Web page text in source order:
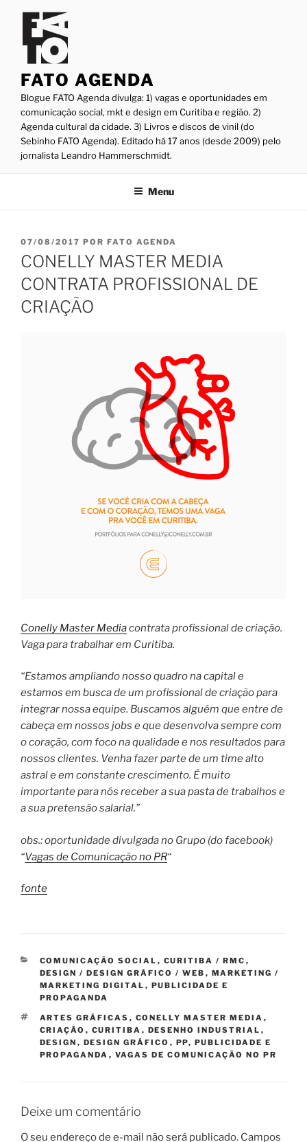
conteúdo
FATO AGENDA
Blogue FATO Agenda divulga: 1) vagas e oportunidades em
comunicação social, mkt e design em Curitiba e região. 2)
Agenda cultural da cidade. 3) Livros e discos de vinil (do
Sebinho FATO Agenda). Editado há 17 anos (desde 2009) pelo
jornalista Leandro Hammerschmidt.
Menu
PUBLICADO
EM
07/08/2017 POR FATO AGENDA
CONELLY MASTER MEDIA
CONTRATA PROFISSIONAL DE
CRIAÇÃO
Conelly Master Mediacontrata profissional de criação.
Vaga para trabalhar em Curitiba.
“Estamos ampliando nosso quadro na capital e
estamos em busca de um profissional de criação para
integrar nossa equipe. Buscamos alguém que entre de
cabeça em nossos jobs e que desenvolva sempre com
o coração, com foco na qualidade e nos resultados para
nossos clientes. Venha fazer parte de um time alto
astral e em constante crescimento. É muito
importante para nós receber a sua pasta de trabalhos e
a sua pretensão salarial.”
obs.: oportunidade divulgada no Grupo (do facebook)
“Vagas de Comunicação no PR“
fonte
CATEGORIAS
COMUNICAÇÃO SOCIAL , CURITIBA / RMC ,
DESIGN / DESIGN GRÁFICO / WEB , MARKETING /
MARKETING DIGITAL , PUBLICIDADE E
PROPAGANDA
TAGS
ARTES GRÁFICAS , CONELLY MASTER MEDIA ,
CRIAÇÃO , CURITIBA , DESENHO INDUSTRIAL ,
DESIGN , DESIGN GRÁFICO , PP, PUBLICIDADE E
PROPAGANDA , VAGAS DE COMUNICAÇÃO NO PR
Deixe um comentário
O seu endereço de e-mail não será publicado. Campos